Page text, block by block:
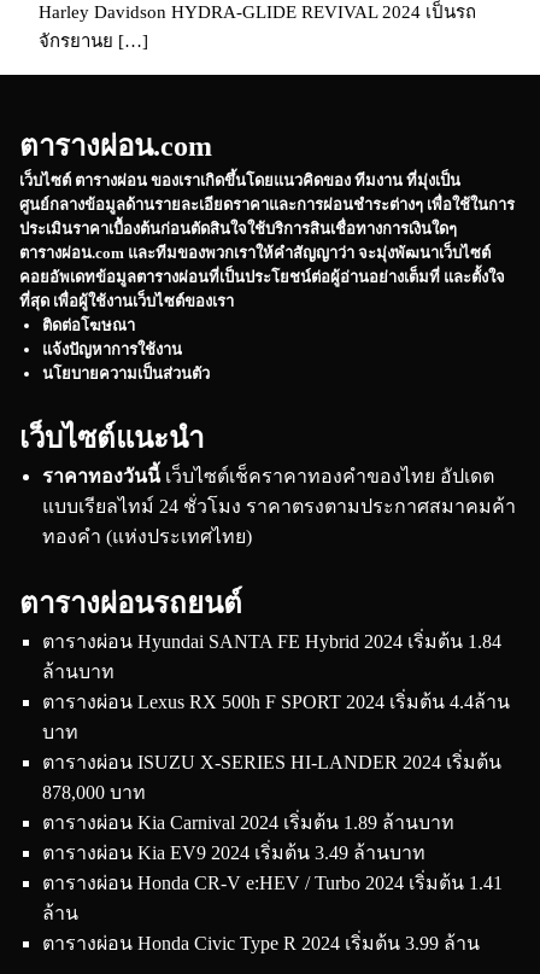
Harley Davidson HYDRA-GLIDE REVIVAL 2024 เป็นรถ
จักรยานย […]
ตารางผ่อน.com
เว็บไซต์ ตารางผ่อน ของเราเกิดขึ้นโดยแนวคิดของ ทีมงาน ที่มุ่งเป็น
ศูนย์กลางข้อมูลด้านรายละเอียดราคาและการผ่อนชำระต่างๆ เพื่อใช้ในการ
ประเมินราคาเบื้องต้นก่อนตัดสินใจใช้บริการสินเชื่อทางการเงินใดๆ
ตารางผ่อน.com และทีมของพวกเราให้คำสัญญาว่า จะมุ่งพัฒนาเว็บไซต์
คอยอัพเดทข้อมูลตารางผ่อนที่เป็นประโยชน์ต่อผู้อ่านอย่างเต็มที่ และตั้งใจ
ที่สุด เพื่อผู้ใช้งานเว็บไซต์ของเรา
ติดต่อโฆษณา
แจ้งปัญหาการใช้งาน
นโยบายความเป็นส่วนตัว
เว็บไซต์แนะนำ
ราคาทองวันนี้เว็บไซต์เช็คราคาทองคำของไทย อัปเดต
แบบเรียลไทม์ 24 ชั่วโมง ราคาตรงตามประกาศสมาคมค้า
ทองคำ (แห่งประเทศไทย)
ตารางผ่อนรถยนต์
ตารางผ่อน Hyundai SANTA FE Hybrid 2024 เริ่มต้น 1.84
ล้านบาท
ตารางผ่อน Lexus RX 500h F SPORT 2024 เริ่มต้น 4.4ล้าน
บาท
ตารางผ่อน ISUZU X-SERIES HI-LANDER 2024 เริ่มต้น
878,000 บาท
ตารางผ่อน Kia Carnival 2024 เริ่มต้น 1.89 ล้านบาท
ตารางผ่อน Kia EV9 2024 เริ่มต้น 3.49 ล้านบาท
ตารางผ่อน Honda CR-V e:HEV / Turbo 2024 เริ่มต้น 1.41
ล้าน
ตารางผ่อน Honda Civic Type R 2024 เริ่มต้น 3.99 ล้าน